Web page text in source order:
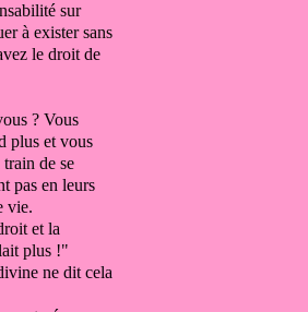
sur
à existersans
le droit de
? Vous
plus et vous
train de se
pas en leurs
vie.
et la
plus !"
ne dit cela